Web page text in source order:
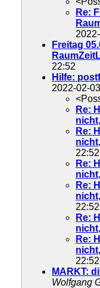
Re:
Freitag
22:52
Hilfe:
2022-02-
Re:
nicht,
Re:
nicht,
22:52
Re:
nicht,
Re:
nicht,
22:52
Re:
nicht,
Re:
nicht,
22:52
MARKT:
Wolfgang